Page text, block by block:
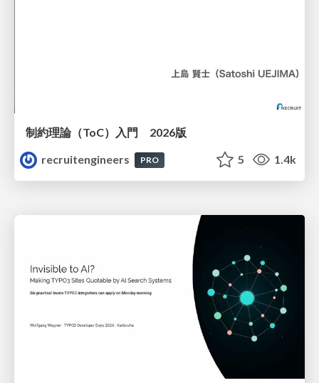
制約理論（ToC）入門 2026版
recruitengineers
PRO 5 1.4k